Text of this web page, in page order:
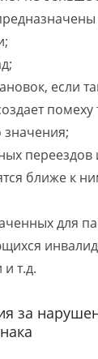
если
помеху
переездов
ближе к
для
т.д.
за